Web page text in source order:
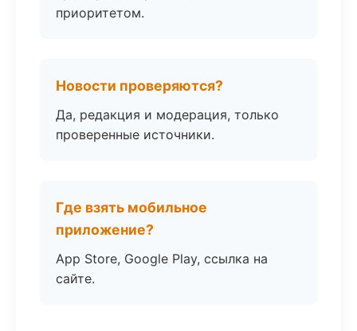
приоритетом.
Новости проверяются?
Да, редакция и модерация, только
проверенные источники.
Где взять мобильное
приложение?
App Store, Google Play, ссылка на
сайте.